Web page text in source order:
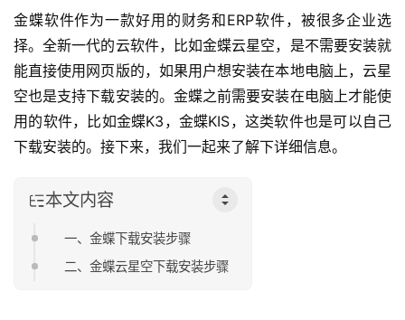
金蝶软件作为一款好用的财务和ERP软件，被很多企业选
择。全新一代的云软件，比如金蝶云星空，是不需要安装就
能直接使用网页版的，如果用户想安装在本地电脑上，云星
空也是支持下载安装的。金蝶之前需要安装在电脑上才能使
用的软件，比如金蝶K3，金蝶KIS，这类软件也是可以自己
下载安装的。接下来，我们一起来了解下详细信息。
本文内容
一、金蝶下载安装步骤
二、金蝶云星空下载安装步骤